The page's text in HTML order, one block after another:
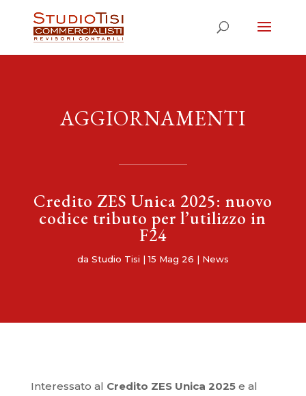
AGGIORNAMENTI
Credito ZES Unica 2025: nuovo
codice tributo per l’utilizzo in
F24
da Studio Tisi |15 Mag 26 | News
Interessato al Credito ZES Unica 2025e al